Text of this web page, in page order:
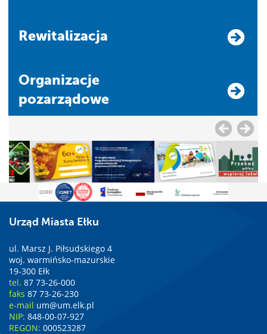
Rewitalizacja
Organizacje
pozarządowe
Urząd Miasta Ełku
ul. Marsz J. Piłsudskiego 4
woj. warmińsko-mazurskie
19-300 Ełk
tel. 87 73-26-000
faks 87 73-26-230
e-mail um@um.elk.pl
NIP: 848-00-07-927
REGON: 000523287